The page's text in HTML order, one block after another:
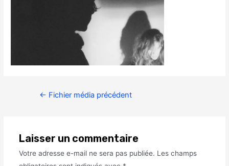
← Fichier média précédent
Laisser un commentaire
Votre adresse e-mail ne sera pas publiée. Les champs